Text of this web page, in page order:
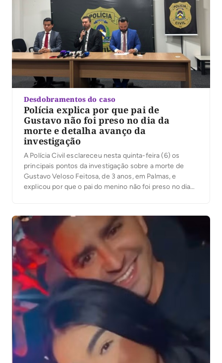
Desdobramentos do caso
Polícia explica por que pai de
Gustavo não foi preso no dia da
morte e detalha avanço da
investigação
A Polícia Civil esclareceu nesta quinta-feira (6) os
principais pontos da investigação sobre a morte de
Gustavo Veloso Feitosa, de 3 anos, em Palmas, e
explicou por que o pai do menino não foi preso no dia
Proteção à Pessoa […]